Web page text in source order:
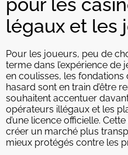
légaux et les
Pour les joueurs, peu de
terme dans l’expérience de
en coulisses, les
hasard sont en train d’être
souhaitent accentuer
opérateurs illégaux et les
d’une licence officielle.
créer un marché plus
mieux protégés contre les